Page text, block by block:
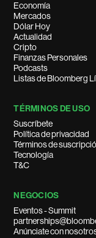
Economía
Mercados
Dólar Hoy
Actualidad
Cripto
Finanzas Personales
Podcasts
Listas de Bloomberg
TÉRMINOS DE USO
Suscríbete
Política de privacidad
Términos de
Tecnología
T&C
NEGOCIOS
Eventos - Summit
Anúnciate con